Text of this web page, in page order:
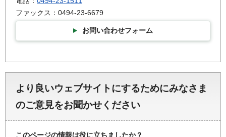
ファックス：0494-23-6679
お問い合わせフォーム
より良いウェブサイトにするためにみなさま
のご意見をお聞かせください
このページの情報は役に立ちましたか？